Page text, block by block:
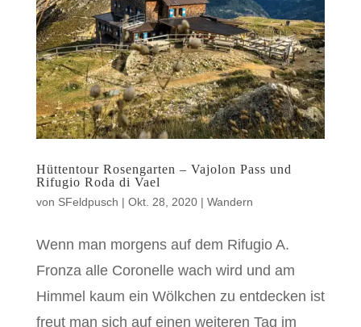
Hüttentour Rosengarten – Vajolon Pass und
Rifugio Roda di Vael
von SFeldpusch | Okt. 28, 2020| Wandern
Wenn man morgens auf dem Rifugio A.
Fronza alle Coronelle wach wird und am
Himmel kaum ein Wölkchen zu entdecken ist
freut man sich auf einen weiteren Tag im